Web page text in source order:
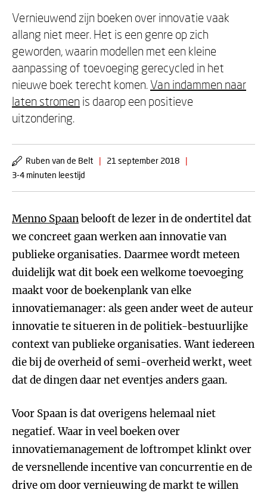
Vernieuwend zijn boeken over innovatie vaak
allang niet meer. Het is een genre op zich
geworden, waarin modellen met een kleine
aanpassing of toevoeging gerecycled in het
nieuwe boek terecht komen. Van indammen naar
laten stromen is daarop een positieve
uitzondering.
Ruben van de Belt | 21 september 2018
|
3-4 minuten leestijd
Menno Spaanbelooft de lezer in de ondertitel dat
we concreet gaan werken aan innovatie van
publieke organisaties. Daarmee wordt meteen
duidelijk wat dit boek een welkome toevoeging
maakt voor de boekenplank van elke
innovatiemanager: als geen ander weet de auteur
innovatie te situeren in de politiek-bestuurlijke
context van publieke organisaties. Want iedereen
die bij de overheid of semi-overheid werkt, weet
dat de dingen daar net eventjes anders gaan.
Voor Spaan is dat overigens helemaal niet
negatief. Waar in veel boeken over
innovatiemanagement de loftrompet klinkt over
de versnellende incentive van concurrentie en de
drive om door vernieuwing de markt te willen